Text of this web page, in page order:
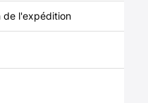
de l'expédition